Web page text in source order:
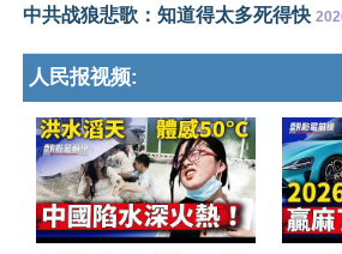
中共战狼悲歌：知道得太多死得快
人民报视频: